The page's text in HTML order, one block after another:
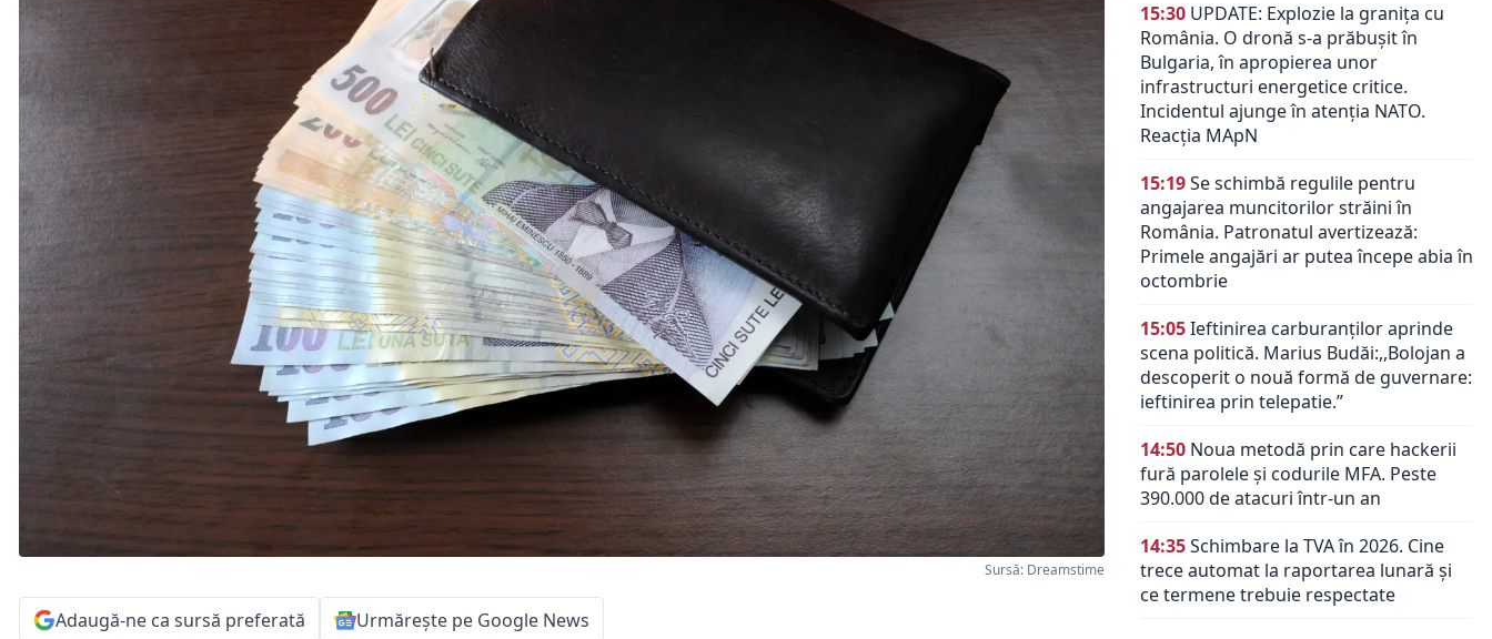
Sursă: Dreamstime
Adaugă-ne ca sursă preferată Urmărește pe Google News
15:30 UPDATE: Explozie la granița cu
România. O dronă s-a prăbușit în
Bulgaria, în apropierea unor
infrastructuri energetice critice.
Incidentul ajunge în atenția NATO.
Reacția MApN
15:19Se schimbă regulile pentru
angajarea muncitorilor străini în
România. Patronatul avertizează:
Primele angajări ar putea începe abia în
octombrie
15:05Ieftinirea carburanților aprinde
scena politică. Marius Budăi:,,Bolojan a
descoperit o nouă formă de guvernare:
ieftinirea prin telepatie.”
14:50 Noua metodă prin care hackerii
fură parolele și codurile MFA. Peste
390.000 de atacuri într-un an
14:35Schimbare la TVA în 2026. Cine
trece automat la raportarea lunară și
ce termene trebuie respectate